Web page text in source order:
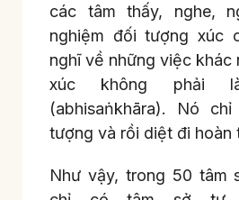
các tâm thấy, nghe,
nghiệm đối tượng xúc
nghĩ về những việc khác
xúc không phải
(abhisaṅkhāra). Nó
tượng và rồi diệt đi hoàn
Như vậy, trong 50 tâm